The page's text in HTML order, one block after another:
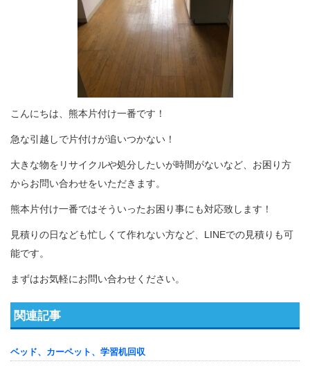
こんにちは、熊本片付け一番です！
急な引越しで片付けが追いつかない！
大きな物をリサイクルや処分したいが時間がないなど、お困り方
からお問い合わせをいただきます。
熊本片付け一番ではそういったお困り事にも対応致します！
見積りの日なども忙しくて作れない方など、LINEでの見積りも可
能です。
まずはお気軽にお問い合わせください。
関連記事
ベッド、カーペット、学習机回収